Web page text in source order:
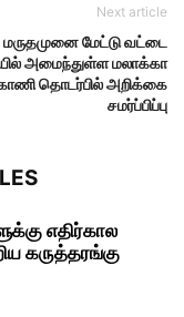
Next article
மருதமுனை மேட்டு வட்டை
அமைந்துள்ள மலாக்கா
தொடர்பில் அறிக்கை
சமர்ப்பிப்பு
எதிர்கால
கருத்தரங்கு